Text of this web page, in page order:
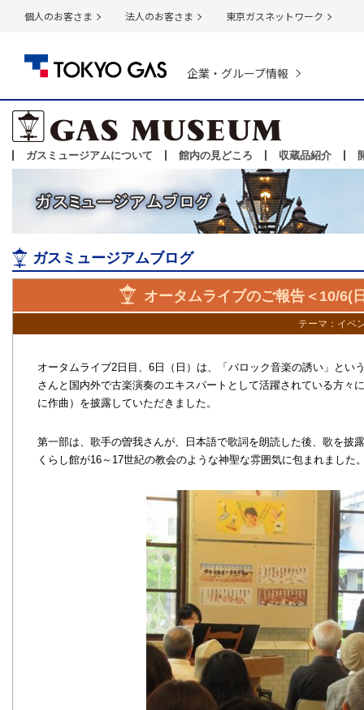
個人のお客さま 法人のお客さま 東京ガスネットワーク
企業・グループ情報
ガスミュージアムについて 館内の見どころ 収蔵品紹介
ガスミュージアムブログ
オータムライブのご報告＜10/6(
テーマ： イベ
オータムライブ2日目、6日（日）は、「バロック音楽の誘い」とい
さんと国内外で古楽演奏のエキスパートとして活躍されている方々
に作曲）を披露していただきました。
第一部は、歌手の曽我さんが、日本語で歌詞を朗読した後、歌を披
くらし館が16～17世紀の教会のような神聖な雰囲気に包まれました